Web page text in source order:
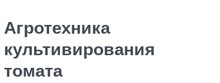
Агротехника
культивирования
томата